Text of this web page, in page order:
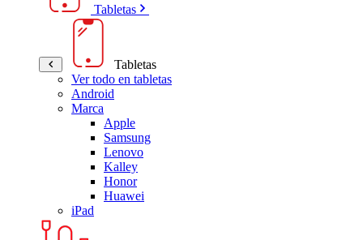
Tabletas
Tabletas
Ver todo en tabletas
Android
Marca
Apple
Samsung
Lenovo
Kalley
Honor
Huawei
iPad